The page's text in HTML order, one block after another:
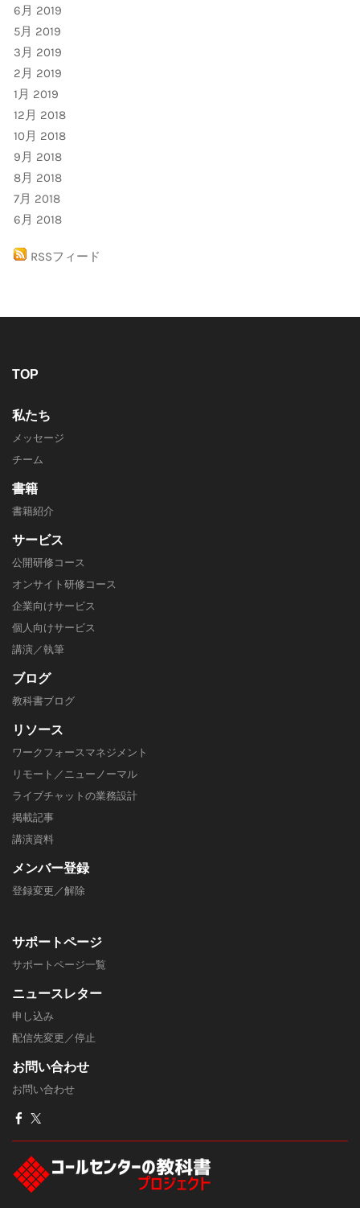
6月 2019
5月 2019
3月 2019
2月 2019
1月 2019
12月 2018
10月 2018
9月 2018
8月 2018
7月 2018
6月 2018
RSSフィード
TOP
私たち
メッセージ
チーム
書籍
書籍紹介
サービス
公開研修コース
オンサイト研修コース
企業向けサービス
個人向けサービス
講演／執筆
ブログ
教科書ブログ
リソース
ワークフォースマネジメント
リモート／ニューノーマル
ライブチャットの業務設計
掲載記事
​講演資料
メンバー登録
登録変更／解除
サポートページ
​サポートページ一覧
ニュースレター
申し込み
配信先変更／停止
​お問い合わせ
お問い合わせ